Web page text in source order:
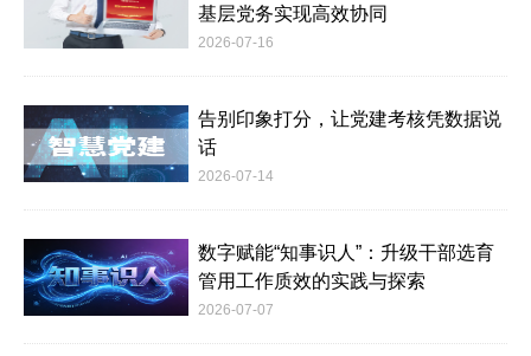
基层党务实现高效协同
2026-07-16
告别印象打分，让党建考核凭数据说
话
2026-07-14
数字赋能“知事识人”：升级干部选育
管用工作质效的实践与探索
2026-07-07